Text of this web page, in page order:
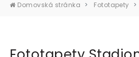
Domovská stránka Fototapety